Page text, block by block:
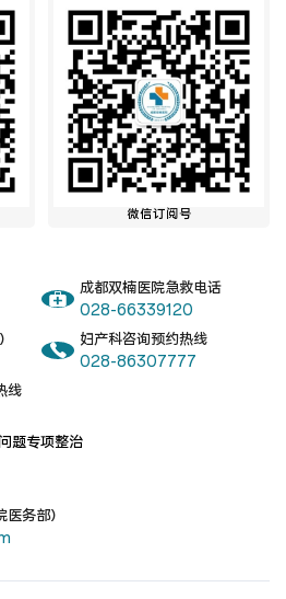
科研动态
微信订阅号
成都双楠医院急救电话
028-66339120
妇产科咨询预约热线
028-86307777
线
题专项整治
务部）